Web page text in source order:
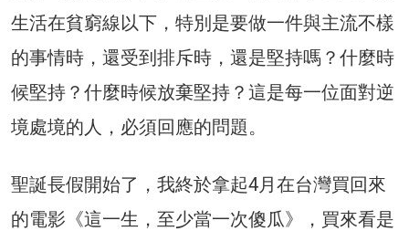
生活在貧窮線以下，特別是要做一件與主流不樣
的事情時，還受到排斥時，還是堅持嗎？什麼時
候堅持？什麼時候放棄堅持？這是每一位面對逆
境處境的人，必須回應的問題。
聖誕長假開始了，我終於拿起4月在台灣買回來
的電影《這一生，至少當一次傻瓜》，買來看是